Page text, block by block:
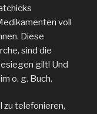
voll
Diese
sind die
gilt! Und
o. g. Buch.
zu telefonieren,